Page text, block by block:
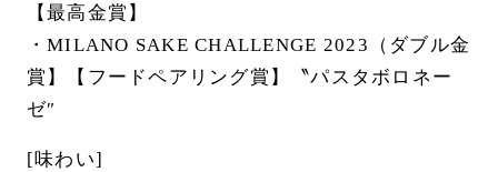
【最高金賞】
・MILANO SAKE CHALLENGE 2023（ダブル金
賞】【フードペアリング賞】〝パスタボロネー
ゼ″
[味わい]